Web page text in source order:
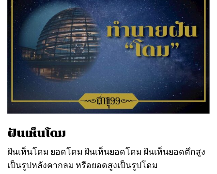
ฝันเห็นโดม
ฝันเห็นโดม ยอดโดม ฝันเห็นยอดโดม ฝันเห็นยอดตึกสูง
เป็นรูปหลังคากลม หรือยอดสูงเป็นรูปโดม